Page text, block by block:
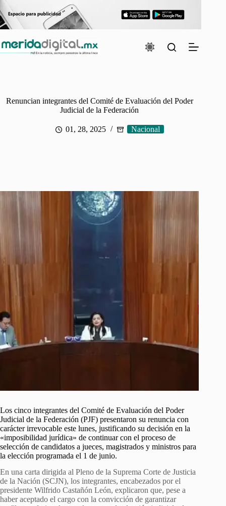
al
contenido
Renuncian integrantes del Comité de Evaluación del Poder
Judicial de la Federación
01, 28, 2025 Nacional
Los cinco integrantes del Comité de Evaluación del Poder
Judicial de la Federación (PJF) presentaron su renuncia con
carácter irrevocable este lunes, justificando su decisión en la
«imposibilidad jurídica» de continuar con el proceso de
selección de candidatos a jueces, magistrados y ministros para
la elección programada el 1 de junio.
En una carta dirigida al Pleno de la Suprema Corte de Justicia
de la Nación (SCJN), los integrantes, encabezados por el
presidente Wilfrido Castañón León, explicaron que, pese a
haber aceptado el cargo con la convicción de garantizar